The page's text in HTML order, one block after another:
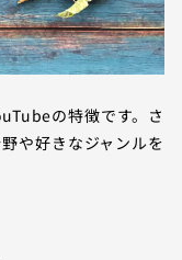
の特徴です。さ
や好きなジャンルを